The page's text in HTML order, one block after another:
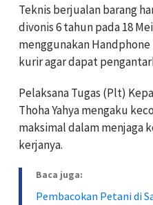
Teknis berjualan barang
divonis 6 tahun pada 18
menggunakan
kurir agar dapat
Pelaksana Tugas (Plt)
Thoha Yahya mengaku
maksimal dalam menjaga
kerjanya.
Baca juga:
Pembacokan Petani di